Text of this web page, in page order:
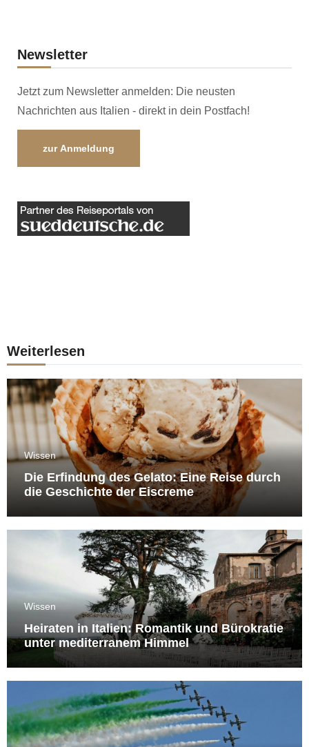
Newsletter
Jetzt zum Newsletter anmelden: Die neusten
Nachrichten aus Italien - direkt in dein Postfach!
zur Anmeldung
Weiterlesen
Wissen
Die Erfindung des Gelato: Eine Reise durch
die Geschichte der Eiscreme
Wissen
Heiraten in Italien: Romantik und Bürokratie
unter mediterranem Himmel